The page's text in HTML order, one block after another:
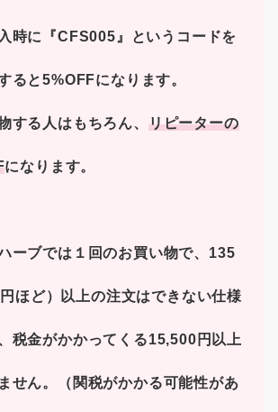
時に『CFS005』というコードを
ると5%OFFになります。
する人はもちろん、 リピーターの
になります。
ーブでは１回のお買い物で、135
ほど）以上の注文はできない仕様
税金がかかってくる15,500円以上
せん。（関税がかかる可能性があ